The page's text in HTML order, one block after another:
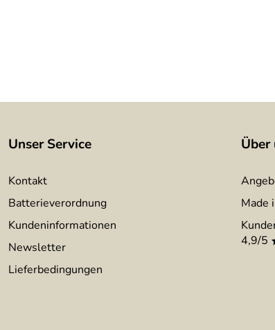
Unser Service
Kontakt
Batterieverordnung
Kundeninformationen
Newsletter
Lieferbedingungen
Über
Made
4,9/5